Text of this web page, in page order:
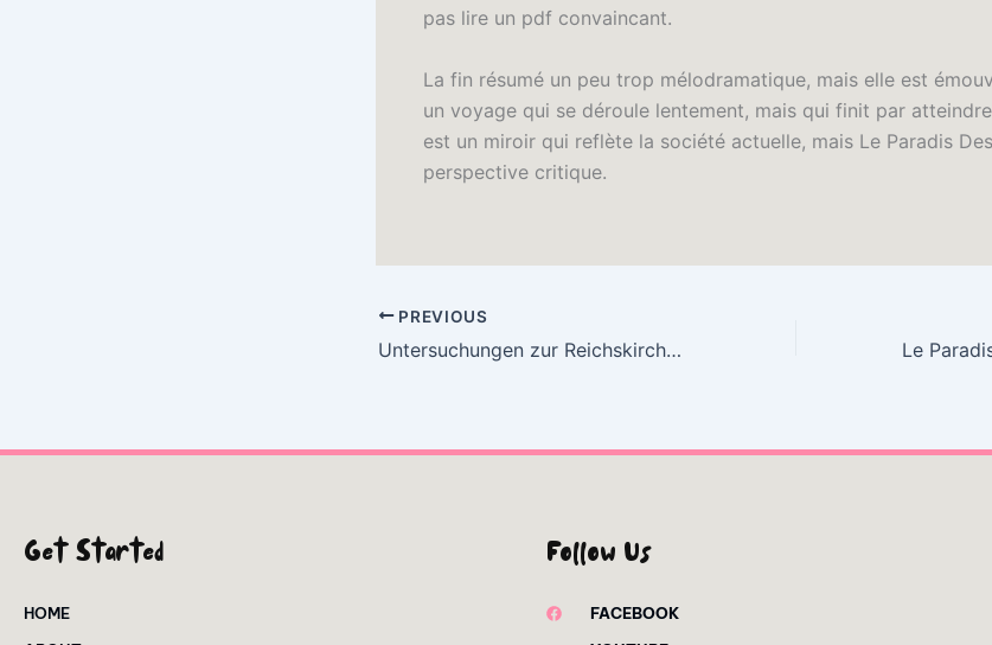
pas lire un pdf convaincant.
La fin résumé un peu trop mélodramatique, mais elle est
un voyage qui se déroule lentement, mais qui finit par
est un miroir qui reflète la société actuelle, mais Le Paradis
perspective critique.
PREVIOUS
Untersuchungen zur Reichskirchenpolitik Lothars III. (1125-1137) zwischen reichskirchlicher Tradition und Reformkurie (Europäische Hochschulschriften … Universitaires Européennes) | Komplettausgabe
Get Started
HOME
Follow Us
FACEBOOK